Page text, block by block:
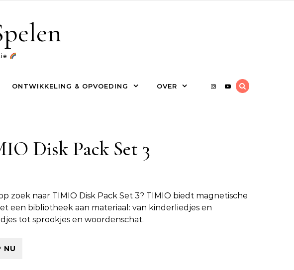
ONTWIKKELING & OPVOEDING OVER
Disk Pack Set 3
zoek naar TIMIO Disk Pack Set 3? TIMIO biedt magnetische
een bibliotheek aan materiaal: van kinderliedjes en
tot sprookjes en woordenschat.
NU